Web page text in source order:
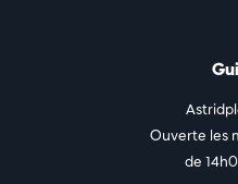
Ouverte les
de